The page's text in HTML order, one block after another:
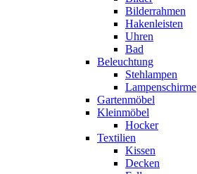
Bilderrahmen
Hakenleisten
Uhren
Bad
Beleuchtung
Stehlampen
Lampenschirme
Gartenmöbel
Kleinmöbel
Hocker
Textilien
Kissen
Decken